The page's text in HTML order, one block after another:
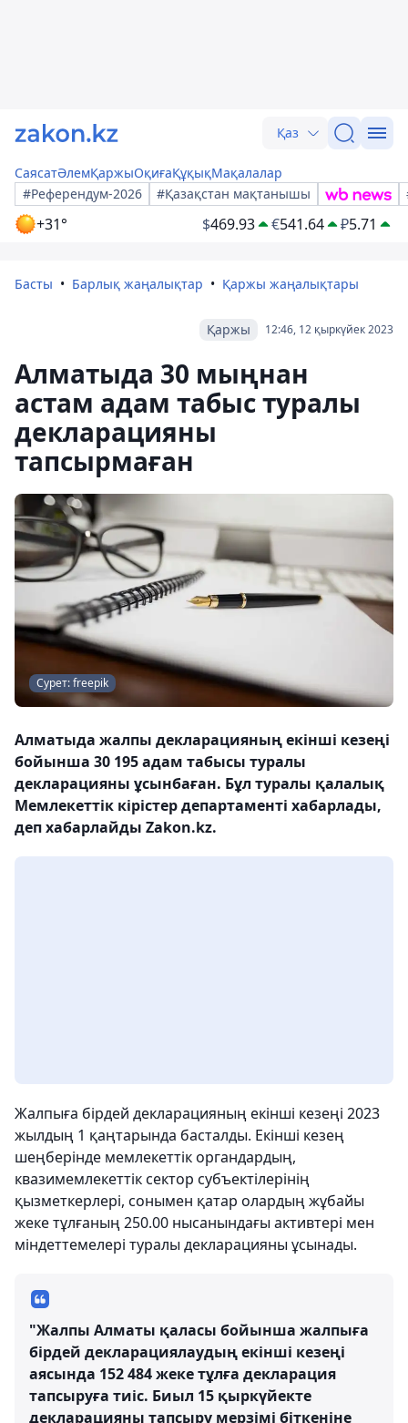
Қаз
СаясатӘлемҚаржыОқиғаҚұқықМақалалар
#Референдум-2026
#Қазақстан мақтанышы
+31° $469.93 €541.64 ₽5.71
Басты Барлық жаңалықтар Қаржы жаңалықтары
12:46, 12 қыркүйек 2023
Қаржы
Алматыда 30 мыңнан
астам адам табыс туралы
декларацияны
тапсырмаған
Сурет: freepik
Алматыда жалпы декларацияның екінші кезеңі
бойынша 30 195 адам табысы туралы
декларацияны ұсынбаған. Бұл туралы қалалық
Мемлекеттік кірістер департаменті хабарлады,
деп хабарлайды Zakon.kz.
Жалпыға бірдей декларацияның екінші кезеңі 2023
жылдың 1 қаңтарында басталды. Екінші кезең
шеңберінде мемлекеттік органдардың,
квазимемлекеттік сектор субъектілерінің
қызметкерлері, сонымен қатар олардың жұбайы
жеке тұлғаның 250.00 нысанындағы активтері мен
міндеттемелері туралы декларацияны ұсынады.
"Жалпы Алматы қаласы бойынша жалпыға
бірдей декларациялаудың екінші кезеңі
аясында 152 484 жеке тұлға декларация
тапсыруға тиіс. Биыл 15 қыркүйекте
декларацияны тапсыру мерзімі біткеніне